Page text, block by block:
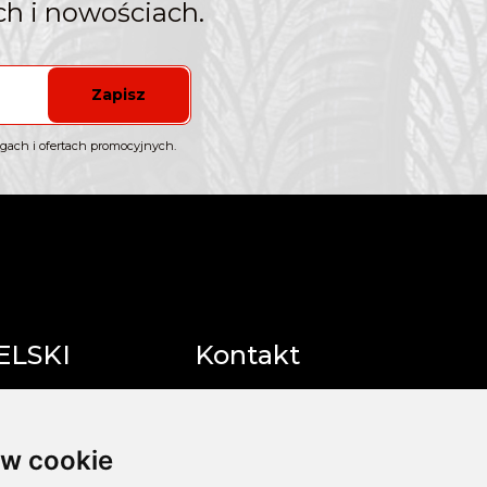
cookie
i nowościach.
Zapisz
i ofertach promocyjnych.
formy
Kontakt